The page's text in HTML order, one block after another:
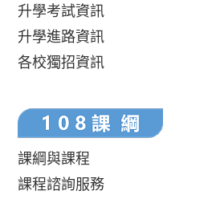
升學考試資訊
升學進路資訊
各校獨招資訊
課綱與課程
課程諮詢服務